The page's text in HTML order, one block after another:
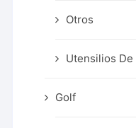
Otros
Utensilios De
Golf